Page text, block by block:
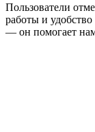
Пользователи
работы и
— он помогает